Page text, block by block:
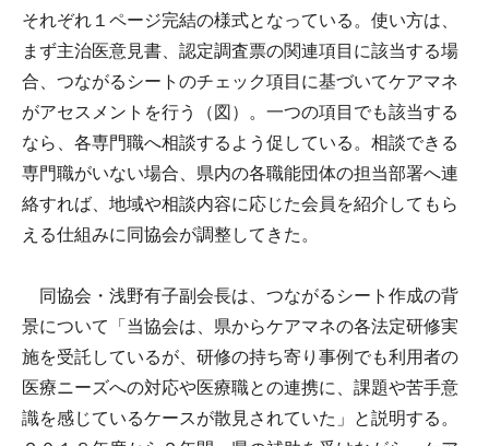
それぞれ１ページ完結の様式となっている。使い方は、
まず主治医意見書、認定調査票の関連項目に該当する場
合、つながるシートのチェック項目に基づいてケアマネ
がアセスメントを行う（図）。一つの項目でも該当する
なら、各専門職へ相談するよう促している。相談できる
専門職がいない場合、県内の各職能団体の担当部署へ連
絡すれば、地域や相談内容に応じた会員を紹介してもら
える仕組みに同協会が調整してきた。
同協会・浅野有子副会長は、つながるシート作成の背
景について「当協会は、県からケアマネの各法定研修実
施を受託しているが、研修の持ち寄り事例でも利用者の
医療ニーズへの対応や医療職との連携に、課題や苦手意
識を感じているケースが散見されていた」と説明する。